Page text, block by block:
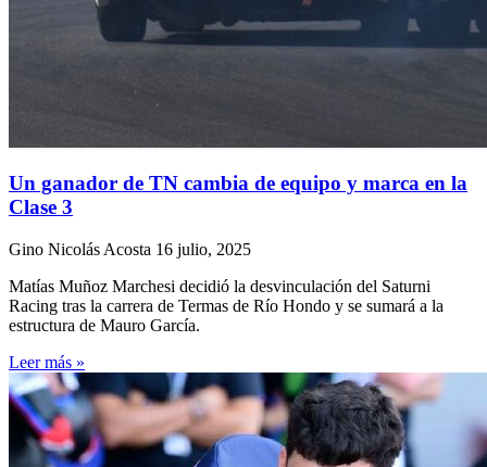
Un ganador de TN cambia de equipo y marca en la
Clase 3
Gino Nicolás Acosta 16 julio, 2025
Matías Muñoz Marchesi decidió la desvinculación del Saturni
Racing tras la carrera de Termas de Río Hondo y se sumará a la
estructura de Mauro García.
Leer más »